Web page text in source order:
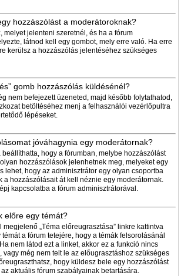
hozzászólást a moderátoroknak?
melyet jelenteni szeretnél, és ha a fórum
látnod kell egy gombot, mely erre való. Ha erre
kerülsz a hozzászólás jelentéséhez szükséges
gomb hozzászólás küldésénél?
nem befejezett üzeneted, majd később folytathatod,
betöltéséhez menj a felhasználói vezérlőpultra
lépéseket.
jóváhagynia egy moderátornak?
beállíthatta, hogy a fórumban, melybe hozzászólást
hozzászólások jelenhetnek meg, melyeket egy
lehet, hogy az adminisztrátor egy olyan csoportba
a hozzászólásait át kell néznie egy moderátornak.
kapcsolatba a fórum adminisztrátorával.
előre egy témát?
megjelenő „Téma előreugrasztása” linkre kattintva
témát a fórum tetejére, hogy a témák felsorolásánál
nem látod ezt a linket, akkor ez a funkció nincs
vagy még nem telt le az előugrasztáshoz szükséges
hogy küldesz bele egy hozzászólást
aktuális fórum szabályainak betartására.